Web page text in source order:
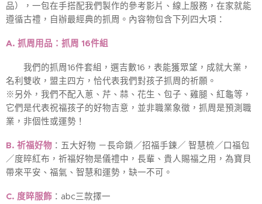
品），一包在手搭配我們製作的參考影片、線上服務，在家就能
遵循古禮，自辦最經典的抓周。內容物包含下列四大項：
A. 抓周用品：抓周 16件組
我們的抓周16件套組，選吉數16，表能獲眾望，成就大業，
名利雙收，盟主四方，恰代表我們對孩子抓周的祈願。
※另外，我們不配入蔥、芹、蒜、花生、包子、雞腿、紅龜等，
它們是代表祝福孩子的好物吉意，並非職業象徵，抓周是預測職
業，非個性或運勢！
B. 祈福好物 ：五大好物 －長命鎖／招福手鍊／ 智慧梳／口福包
／度晬紅布，祈福好物是儀禮中，長輩、貴人賜福之用，為寶貝
帶來平安、福氣、智慧和運勢，缺一不可。
C. 度晬服飾 ：abc三款擇一